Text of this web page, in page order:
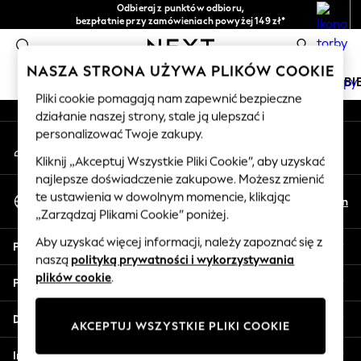
Odbieraj z punktów odbioru,
bezpłatnie przy zamówieniach powyżej 149 zł*
Łatwe zwroty*
0
HOLIDAY SHOP
Women's Holiday Shop
All Swimwear
All Beachwear
Bags & Accessories
Beach Dresses & Kaftans
Dresses
Flip Flops
Sliders
Jumpsuits & Playsuits
Sandals
Shorts
An error occurred on client
Nasze media społecznościowe
Moje konto
Zaloguj się na swoje konto
Wybierz Język
Polski
En
Pomoc
Prywatność i zasady prawne
Działy
Inne usługi
NASZA STRONA UŻYWA PLIKÓW COOKIE
Pliki cookie pomagają nam zapewnić bezpieczne
działanie naszej strony, stale ją ulepszać i
personalizować Twoje zakupy.
Kliknij „Akceptuj Wszystkie Pliki Cookie”, aby uzyskać
najlepsze doświadczenie zakupowe. Możesz zmienić
te ustawienia w dowolnym momencie, klikając
„Zarządzaj Plikami Cookie” poniżej.
Aby uzyskać więcej informacji, należy zapoznać się z
naszą polityką prywatności i wykorzystywania
plików cookie.
AKCEPTUJ WSZYSTKIE PLIKI COOKIE